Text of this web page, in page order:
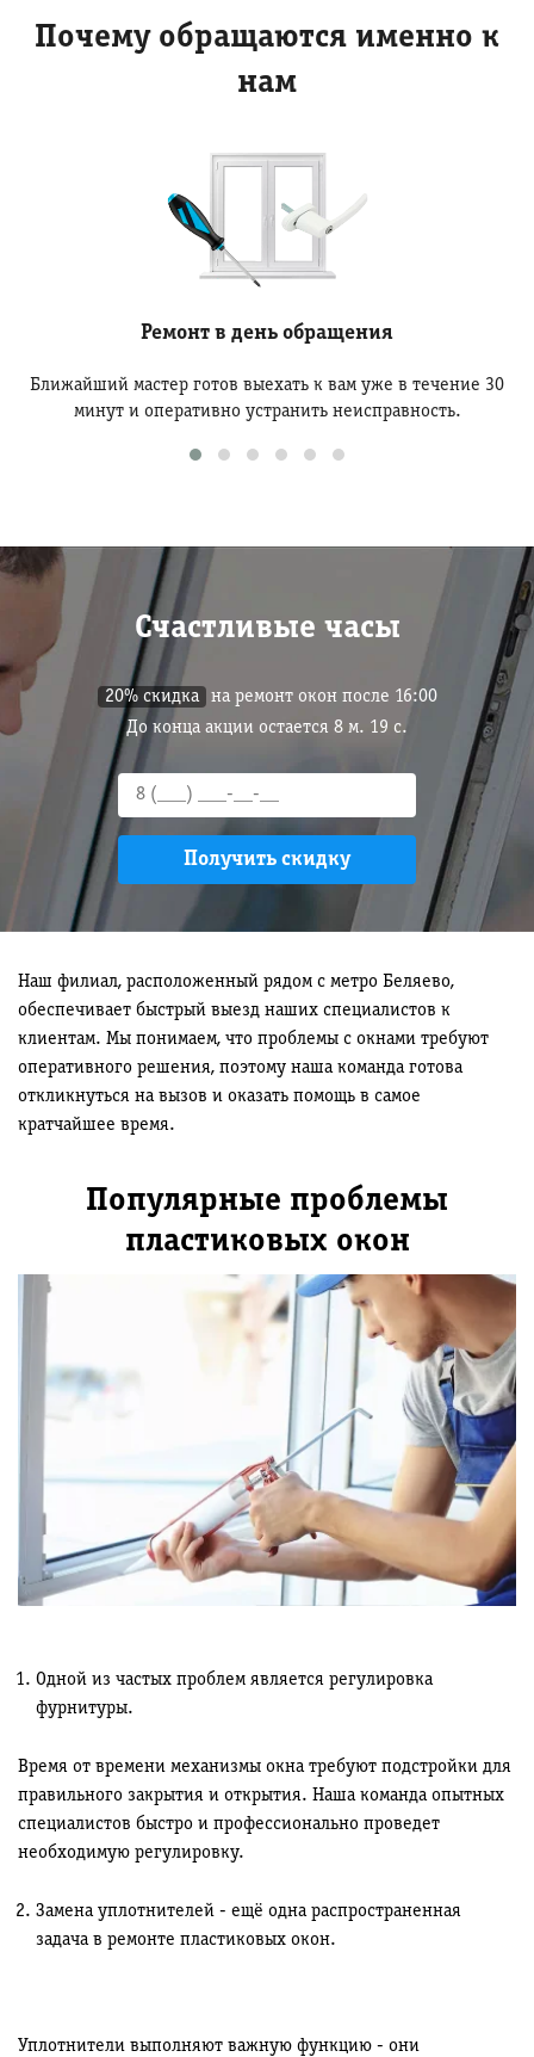
Почему обращаются именно к
нам
Ремонт в день обращения
Ближайший мастер готов выехать к вам уже в течение 30
минут и оперативно устранить неисправность.
Счастливые часы
20% скидка
на ремонт окон после 16:00
До конца акции остается 8 м. 18 с.
Наш филиал, расположенный рядом с метро Беляево,
обеспечивает быстрый выезд наших специалистов к
клиентам. Мы понимаем, что проблемы с окнами требуют
оперативного решения, поэтому наша команда готова
откликнуться на вызов и оказать помощь в самое
кратчайшее время.
Популярные проблемы
пластиковых окон
Одной из частых проблем является регулировка
фурнитуры.
Время от времени механизмы окна требуют подстройки для
правильного закрытия и открытия. Наша команда опытных
специалистов быстро и профессионально проведет
необходимую регулировку.
Замена уплотнителей - ещё одна распространенная
задача в ремонте пластиковых окон.
Уплотнители выполняют важную функцию - они